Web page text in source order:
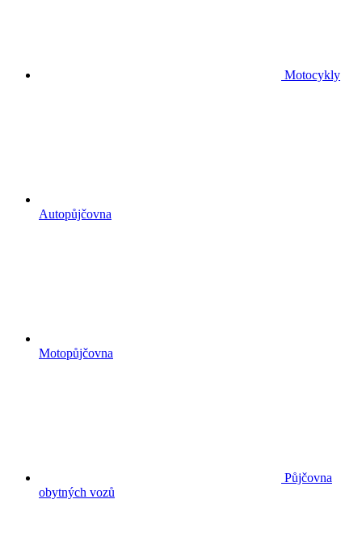
Motocykly
Autopůjčovna
Motopůjčovna
Půjčovna
obytných vozů